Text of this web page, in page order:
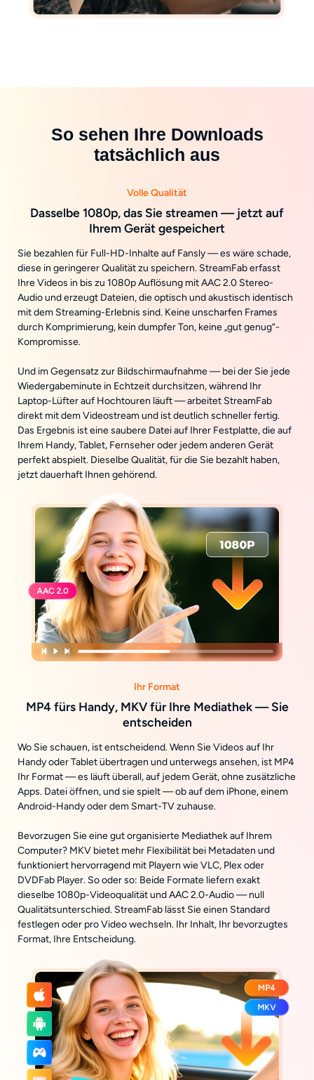
So sehen Ihre Downloads
tatsächlich aus
Volle Qualität
Dasselbe 1080p, das Sie streamen — jetzt auf
Ihrem Gerät gespeichert
Sie bezahlen für Full-HD-Inhalte auf Fansly — es wäre schade,
diese in geringerer Qualität zu speichern. StreamFab erfasst
Ihre Videos in bis zu 1080p Auflösung mit AAC 2.0 Stereo-
Audio und erzeugt Dateien, die optisch und akustisch identisch
mit dem Streaming-Erlebnis sind. Keine unscharfen Frames
durch Komprimierung, kein dumpfer Ton, keine „gut genug“-
Kompromisse.
Und im Gegensatz zur Bildschirmaufnahme — bei der Sie jede
Wiedergabeminute in Echtzeit durchsitzen, während Ihr
Laptop-Lüfter auf Hochtouren läuft — arbeitet StreamFab
direkt mit dem Videostream und ist deutlich schneller fertig.
Das Ergebnis ist eine saubere Datei auf Ihrer Festplatte, die auf
Ihrem Handy, Tablet, Fernseher oder jedem anderen Gerät
perfekt abspielt. Dieselbe Qualität, für die Sie bezahlt haben,
jetzt dauerhaft Ihnen gehörend.
Ihr Format
MP4 fürs Handy, MKV für Ihre Mediathek — Sie
entscheiden
Wo Sie schauen, ist entscheidend. Wenn Sie Videos auf Ihr
Handy oder Tablet übertragen und unterwegs ansehen, ist MP4
Ihr Format — es läuft überall, auf jedem Gerät, ohne zusätzliche
Apps. Datei öffnen, und sie spielt — ob auf dem iPhone, einem
Android-Handy oder dem Smart-TV zuhause.
Bevorzugen Sie eine gut organisierte Mediathek auf Ihrem
Computer? MKV bietet mehr Flexibilität bei Metadaten und
funktioniert hervorragend mit Playern wie VLC, Plex oder
DVDFab Player. So oder so: Beide Formate liefern exakt
dieselbe 1080p-Videoqualität und AAC 2.0-Audio — null
Qualitätsunterschied. StreamFab lässt Sie einen Standard
festlegen oder pro Video wechseln. Ihr Inhalt, Ihr bevorzugtes
Format, Ihre Entscheidung.